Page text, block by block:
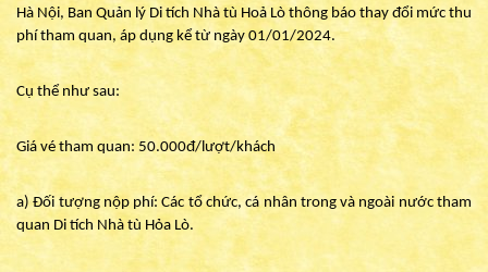
Hà Nội, Ban Quản lý Di tích Nhà tù Hoả Lò thông báo thay đổi mức thu
phí tham quan, áp dụng kể từ ngày 01/01/2024.
Cụ thể như sau:
Giá vé tham quan: 50.000đ/lượt/khách
a) Đối tượng nộp phí: Các tổ chức, cá nhân trong và ngoài nước tham
quan Di tích Nhà tù Hỏa Lò.